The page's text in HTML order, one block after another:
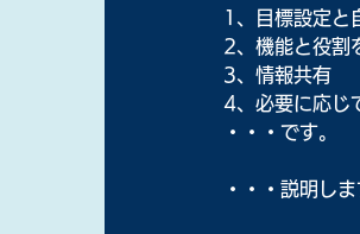
1、目標設定と
2、機能と役割
3、情報共有
4、必要に応じ
・・・です。
・・・説明しま